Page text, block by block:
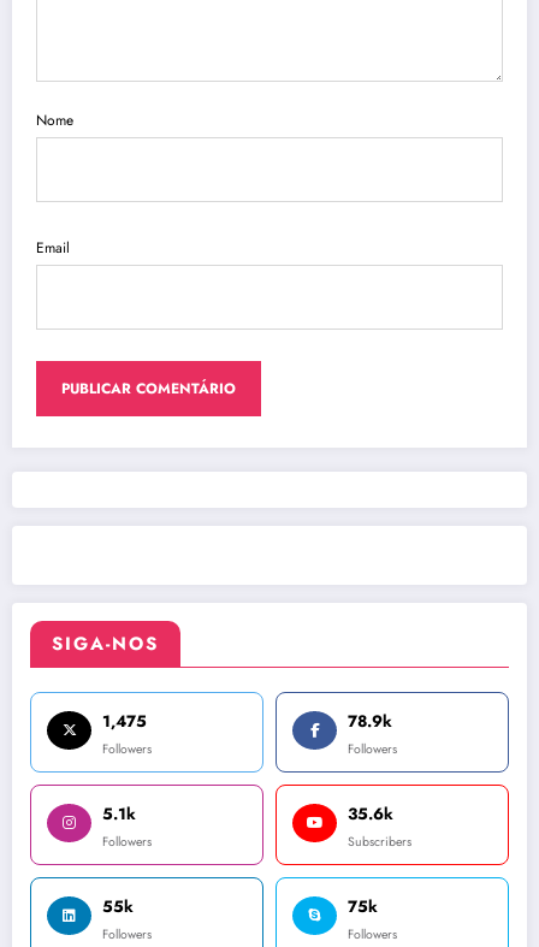
SIGA-NOS
1,475
Followers
78.9k
Followers
5.1k
Followers
35.6k
Subscribers
55k
Followers
75k
Followers
Nome
Email